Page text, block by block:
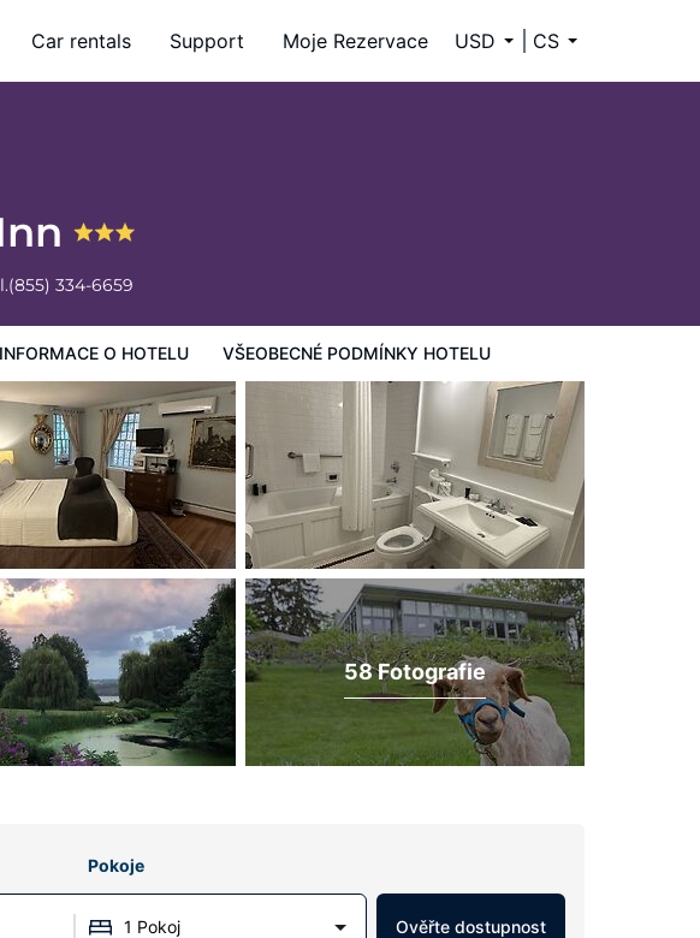
Car rentals Support Moje Rezervace USD CS
(855) 334-6659
INFORMACE O HOTELU VŠEOBECNÉ PODMÍNKY HOTELU
hotelu
58 Fotografie
Pokoje
1 Pokoj Ověřte dostupnost